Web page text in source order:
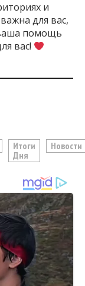
и
для вас,
помощь
вас!
Итоги
Дня
Новости